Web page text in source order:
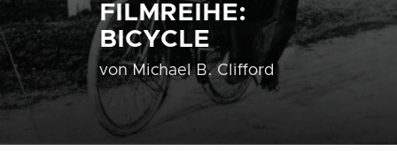
FILMREIHE:
BICYCLE
vonMichael B. Clifford